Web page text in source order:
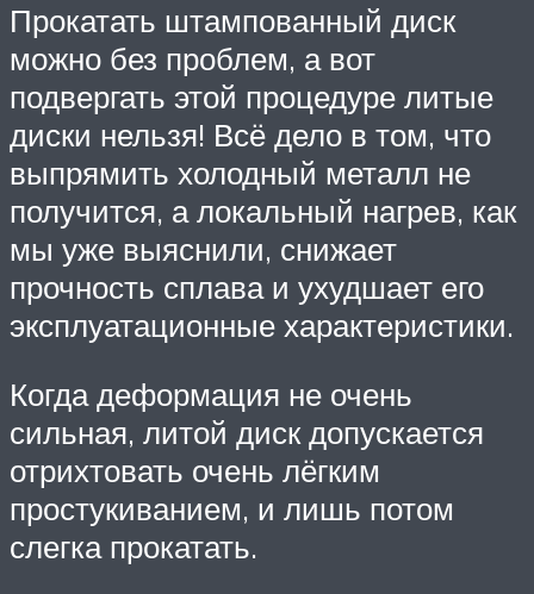
Прокатать штампованный диск
можно без проблем, а вот
подвергать этой процедуре литые
диски нельзя! Всё дело в том, что
выпрямить холодный металл не
получится, а локальный нагрев, как
мы уже выяснили, снижает
прочность сплава и ухудшает его
эксплуатационные характеристики.
Когда деформация не очень
сильная, литой диск допускается
отрихтовать очень лёгким
простукиванием, и лишь потом
слегка прокатать.